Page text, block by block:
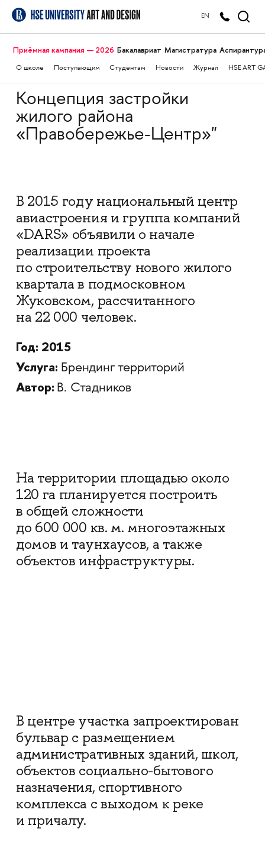
EN
Приёмная кампания — 2026 Бакалавриат Магистратура
О школе Поступающим Студентам Новости Журнал HSE ART
Концепция застройки
жилого района
«Правобережье-Центр»"
В 2015 году национальный центр
авиастроения и группа компаний
«DARS» объявили о начале
реализации проекта
по строительству нового жилого
квартала в подмосковном
Жуковском, рассчитанного
на 22 000 человек.
Год: 2015
Услуга: Брендинг территорий
Автор: В. Стадников
На территории площадью около
120 га планируется построить
в общей сложности
до 600 000 кв. м. многоэтажных
домов и таунхаусов, а также
объектов инфраструктуры.
В центре участка запроектирован
бульвар с размещением
административных зданий, школ,
объектов социально-бытового
назначения, спортивного
комплекса с выходом к реке
и причалу.